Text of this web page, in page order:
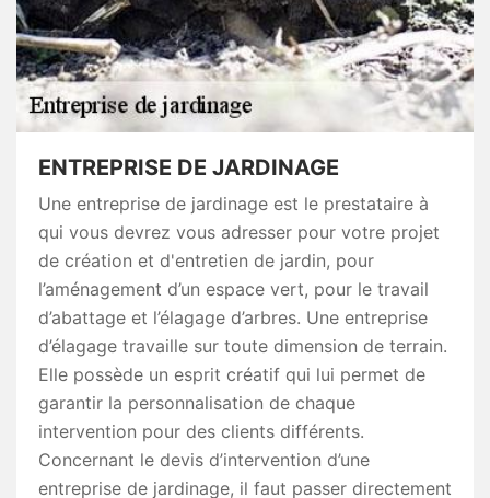
ENTREPRISE DE JARDINAGE
Une entreprise de jardinage est le prestataire à
qui vous devrez vous adresser pour votre projet
de création et d'entretien de jardin, pour
l’aménagement d’un espace vert, pour le travail
d’abattage et l’élagage d’arbres. Une entreprise
d’élagage travaille sur toute dimension de terrain.
Elle possède un esprit créatif qui lui permet de
garantir la personnalisation de chaque
intervention pour des clients différents.
Concernant le devis d’intervention d’une
entreprise de jardinage, il faut passer directement